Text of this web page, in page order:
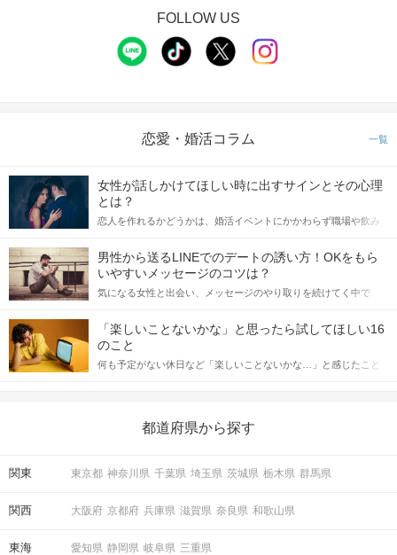
FOLLOW US
恋愛・婚活コラム 一覧
女性が話しかけてほしい時に出すサインとその心理
とは？
恋人を作れるかどうかは、婚活イベントにかかわらず職場や飲み
てアプローチできるかにも左右されます。 これから恋人作りを本
格的に始めようとしている方は、女性が異性を求めて出すサイン
をしっかりと理解し、正しい行動に移せるかどうかが重要。 この
記事では、女性が話しかけて欲しい時に出すサインとその心理を
合にどのような行動に繋げるべきかをご紹介していきます。
男性から送るLINEでのデートの誘い方！OKをもら
いやすいメッセージのコツは？
気になる女性と出会い、メッセージのやり取りを続けてく中で
しかし、中には「どう誘ったらいいの？」とお困りの男性もいら
っしゃるのではないでしょうか。 そこで今回は、男性から女性へ
送るLINEでのデートの誘い方のコツをご紹介します。例文も混じ
えながら解説するので、ぜひ参考にしてください。
「楽しいことないかな」と思ったら試してほしい16
のこと
何も予定がない休日など「楽しいことないかな…」と感じたこと
の楽しいことアイデアを集めました♪ いままさに楽しいことを探し
都道府県から探す
関東 東京都 神奈川県 千葉県 埼玉県 茨城県 栃木県 群馬県
関西 大阪府 京都府 兵庫県 滋賀県 奈良県 和歌山県
東海 愛知県 静岡県 岐阜県 三重県